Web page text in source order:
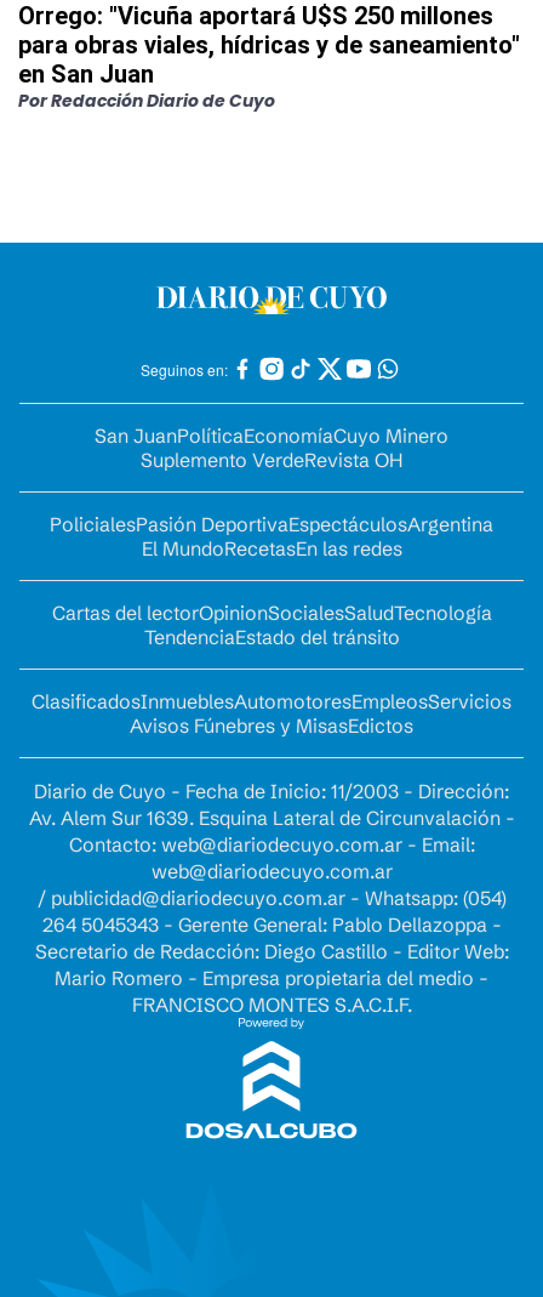
Orrego: "Vicuña aportará U$S 250 millones
para obras viales, hídricas y de saneamiento"
en San Juan
PorRedacción Diario de Cuyo
Seguinos en:
San JuanPolíticaEconomíaCuyo Minero
Suplemento VerdeRevista OH
PolicialesPasión DeportivaEspectáculosArgentina
El MundoRecetasEn las redes
Cartas del lectorOpinionSocialesSaludTecnología
TendenciaEstado del tránsito
ClasificadosInmueblesAutomotoresEmpleosServicios
Avisos Fúnebres y MisasEdictos
Diario de Cuyo - Fecha de Inicio: 11/2003 - Dirección:
Av. Alem Sur 1639. Esquina Lateral de Circunvalación -
Contacto: web@diariodecuyo.com.ar- Email:
web@diariodecuyo.com.ar
/ publicidad@diariodecuyo.com.ar- Whatsapp: (054)
264 5045343 - Gerente General: Pablo Dellazoppa -
Secretario de Redacción: Diego Castillo - Editor Web:
Mario Romero - Empresa propietaria del medio -
FRANCISCO MONTES S.A.C.I.F.